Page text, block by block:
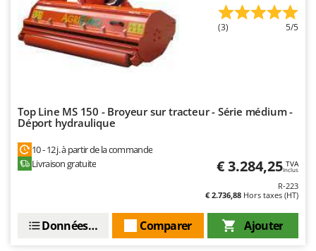
(3) 5/5
Top Line MS 150 - Broyeur sur tracteur - Série médium -
Déport hydraulique
10 - 12 j. à partir de la commande
Livraison gratuite
€ 3.284,25 TVA
Inclus
R-223
€ 2.736,88 Hors taxes (HT)
Ajouter
Comparer
Données techniques